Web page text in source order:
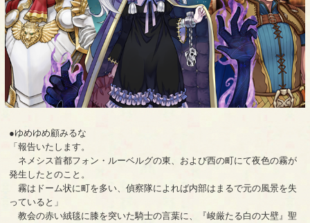
●ゆめゆめ顧みるな
「報告いたします。
ネメシス首都フォン・ルーベルグの東、および西の町にて夜色の霧が
発生したとのこと。
霧はドーム状に町を多い、偵察隊によれば内部はまるで元の風景を失
っていると」
教会の赤い絨毯に膝を突いた騎士の言葉に、『峻厳たる白の大壁』聖